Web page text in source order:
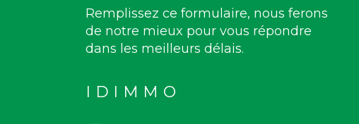
Remplissez ce formulaire, nous ferons
de notre mieux pour vous répondre
dans les meilleurs délais.
IDIMMO